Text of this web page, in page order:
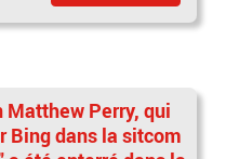
Matthew Perry, qui
Bing dans la sitcom